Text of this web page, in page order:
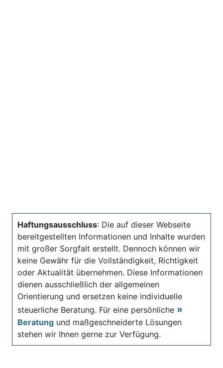
Haftungsausschluss: Die auf dieser Webseite
bereitgestellten Informationen und Inhalte wurden
mit großer Sorgfalt erstellt. Dennoch können wir
keine Gewähr für die Vollständigkeit, Richtigkeit
oder Aktualität übernehmen. Diese Informationen
dienen ausschließlich der allgemeinen
Orientierung und ersetzen keine individuelle
steuerliche Beratung. Für eine persönliche
Beratung und maßgeschneiderte Lösungen
stehen wir Ihnen gerne zur Verfügung.